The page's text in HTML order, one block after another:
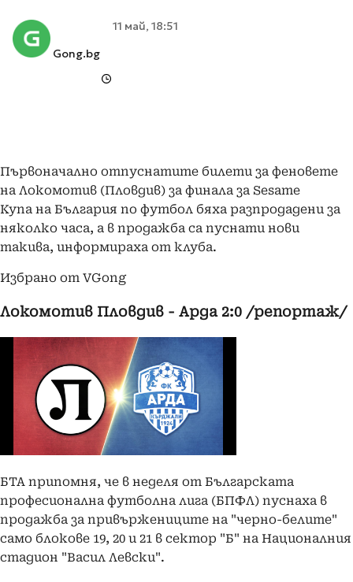
Gong.bg
11 май, 18:51
Първоначално отпуснатите билети за феновете
на Локомотив (Пловдив) за финала за Sesame
Купа на България по футбол бяха разпродадени за
няколко часа, а в продажба са пуснати нови
такива, информираха от клуба.
Избрано от VGong
Локомотив Пловдив - Арда 2:0 /репортаж/
БТА припомня, че в неделя от Българската
професионална футболна лига (БПФЛ) пуснаха в
продажба за привържениците на "черно-белите"
само блокове 19, 20 и 21 в сектор "Б" на Националния
стадион "Васил Левски".